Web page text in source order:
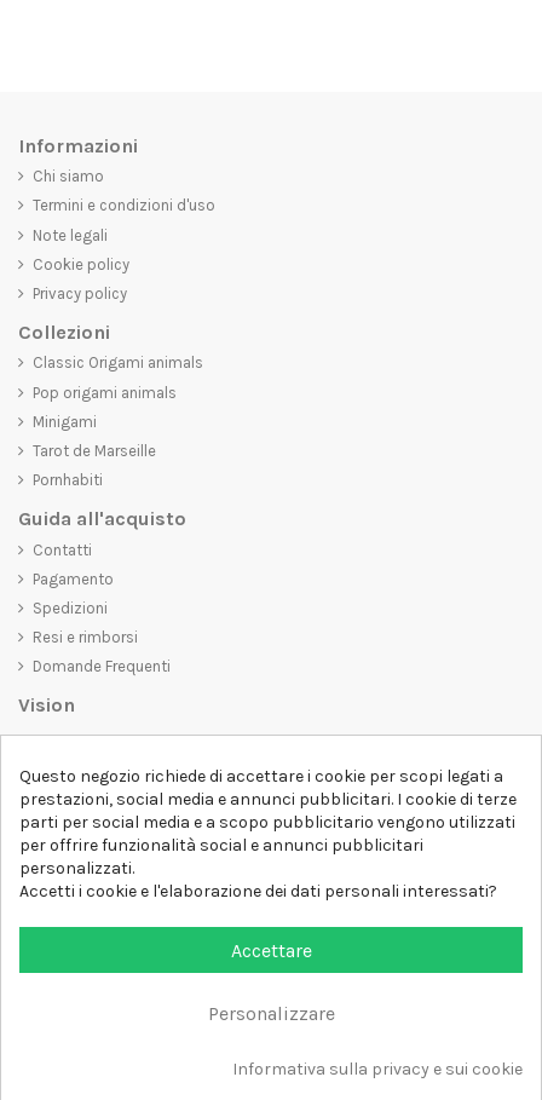
Informazioni
Chi siamo
Termini e condizioni d'uso
Note legali
Cookie policy
Privacy policy
Collezioni
Classic Origami animals
Pop origami animals
Minigami
Tarot de Marseille
Pornhabiti
Guida all'acquisto
Contatti
Pagamento
Spedizioni
Resi e rimborsi
Domande Frequenti
Vision
belli da vedere, ma che trasmettano anche un messaggio importante.
Che siate alla ricerca di una t-shirt unica e di tendenza, di una felpa
comoda e accogliente o di un accessorio esclusivo,D-SHIRTha
qualcosa per tutti.
Follow us
Questo negozio richiede di accettare i cookie per scopi legati a
prestazioni, social media e annunci pubblicitari. I cookie di terze
parti per social media e a scopo pubblicitario vengono utilizzati
per offrire funzionalità social e annunci pubblicitari
personalizzati.
Accetti i cookie e l'elaborazione dei dati personali interessati?
Accettare
Personalizzare
Informativa sulla privacy e sui cookie